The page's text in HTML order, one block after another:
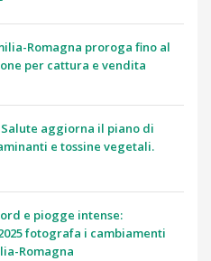
Romagna proroga fino al
per cattura e vendita
aggiorna il piano di
e tossine vegetali.
e piogge intense:
fotografa i cambiamenti
Romagna